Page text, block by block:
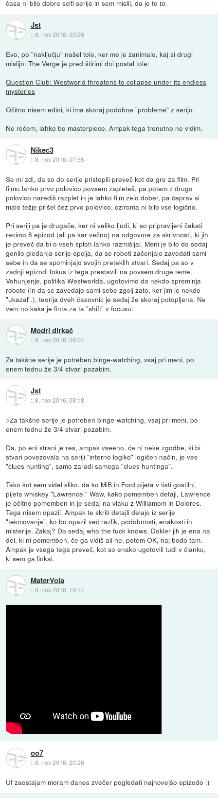
časa ni bilo dobre scifi serije in sem mislil, da je toto.
Jst
::8. nov 2016, 00:26
Evo, po "naključju" našel tole, ker me je zanimalo, kaj si drugi
mislijo: The Verge je pred štirimi dni postal tole:
Question Club: Westworld threatens to collapse under its endless
mysteries
Očitno nisem edini, ki ima skoraj podobne "probleme" z serijo.
Ne rečem, lahko bo masterpiece. Ampak tega trenutno ne vidim.
Nikec3
::8. nov 2016, 07:55
Se mi zdi, da so do serije pristopili preveč kot da gre za film. Pri
filmu lahko prvo polovico povsem zapleteš, pa potem z drugo
polovico narediš razplet in je lahko film zelo dober, pa čeprav si
malo težje prišel čez prvo polovico, oziroma ni bilo vse logično.
Pri seriji pa je drugače, ker ni veliko ljudi, ki so pripravljeni čakati
recimo 8 epizod (ali pa kar večno) na odgovore za skrivnosti, ki jih
je preveč da bi o vseh sploh lahko razmišljal. Meni je bilo do sedaj
gonilo gledanja serije opcija, da se roboti začenjajo zavedati sami
sebe in da se spominjajo svojih preteklih stvari. Sedaj pa so v
zadnji epizodi fokus iz tega prestavili na povsem druge teme.
Vohunjenje, politika Westworlda, ugotovimo da nekdo spreminja
robote (in da se zavedajo sami sebe zgolj zato, ker jim je nekdo
"ukazal".), teorija dveh časovnic je sedaj že skoraj potopljena. Ne
vem no kaka je finta za ta "shift" v focusu.
Modri dirkač
::8. nov 2016, 08:04
Za takšne serije je potreben binge-watching, vsaj pri meni, po
enem tednu že 3/4 stvari pozabim.
Jst
::8. nov 2016, 08:18
>Za takšne serije je potreben binge-watching, vsaj pri meni, po
enem tednu že 3/4 stvari pozabim.
Da, po eni strani je res, ampak vseeno, če ni neke zgodbe, ki bi
stvari povezovala na seriji "interno logiko" logičen način, je ves
"clues hunting", samo zaradi samega "clues huntinga".
Tako kot sem videl sliko, da ko MiB in Ford pijeta v tisti gostilni,
pijeta whiskey "Lawrence." Waw, kako pomemben detajl, Lawrence
je očitno pomemben in je sedaj na vlaku z Williamom in Dolores.
Tega nisem opazil. Ampak te skriti detajli delajo iz serije
"tekmovanje", ko bo opazil več razlik, podobnosti, enakosti in
misterije. Zakaj? Do sedaj who the fuck knows. Dokler jih je ena na
del, ki ni pomemben, če ga vidiš ali ne, potem OK, naj bodo tam.
Ampak je vsega tega preveč, kot so enako ugotovili tudi v članku,
ki sem ga linkal.
MaterVola
::8. nov 2016, 19:14
oo7
::8. nov 2016, 20:26
Uf zaostajam moram danes zvečer pogledati najnovejšo epizodo :)